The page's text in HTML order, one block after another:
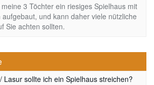
3 Töchter ein riesiges Spielhaus mit
und kann daher viele nützliche
Sie achten sollten.
Lasur sollte ich ein Spielhaus streichen?